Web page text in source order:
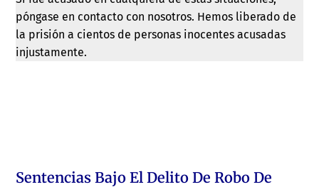
póngase en contacto con nosotros. Hemos liberado de
la prisión a cientos de personas inocentes acusadas
injustamente.
Sentencias Bajo El Delito De Robo De